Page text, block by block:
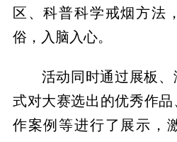
区、科普科学戒烟方法
俗，入脑入心。
活动同时通过展板
式对大赛选出的优秀作
作案例等进行了展示，